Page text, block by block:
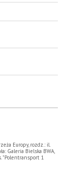
Europy, rozdz.: il.
Galeria Bielska BWA,
"Polentransport 1